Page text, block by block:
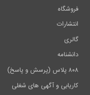
فروشگاه
انتشارات
گالری
دانشنامه
۸۰۸ پلاس (پرسش و پاسخ)
کاریابی و آگهی های شغلی